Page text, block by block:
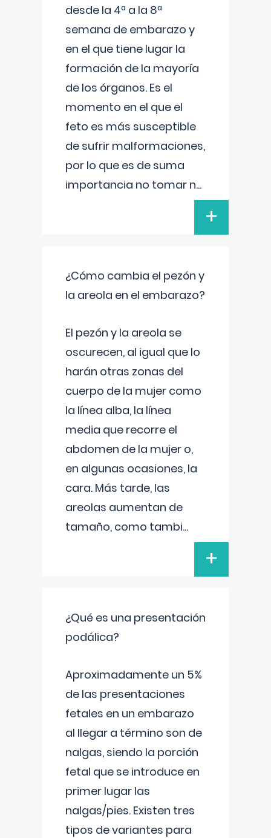
desde la 4ª a la 8ª
semana de embarazo y
en el que tiene lugar la
formación de la mayoría
de los órganos. Es el
momento en el que el
feto es más susceptible
de sufrir malformaciones,
por lo que es de suma
importancia no tomar n...
+
¿Cómo cambia el pezón y
la areola en el embarazo?
El pezón y la areola se
oscurecen, al igual que lo
harán otras zonas del
cuerpo de la mujer como
la línea alba, la línea
media que recorre el
abdomen de la mujer o,
en algunas ocasiones, la
cara. Más tarde, las
areolas aumentan de
tamaño, como tambi...
+
¿Qué es una presentación
podálica?
Aproximadamente un 5%
de las presentaciones
fetales en un embarazo
al llegar a término son de
nalgas, siendo la porción
fetal que se introduce en
primer lugar las
nalgas/pies. Existen tres
tipos de variantes para